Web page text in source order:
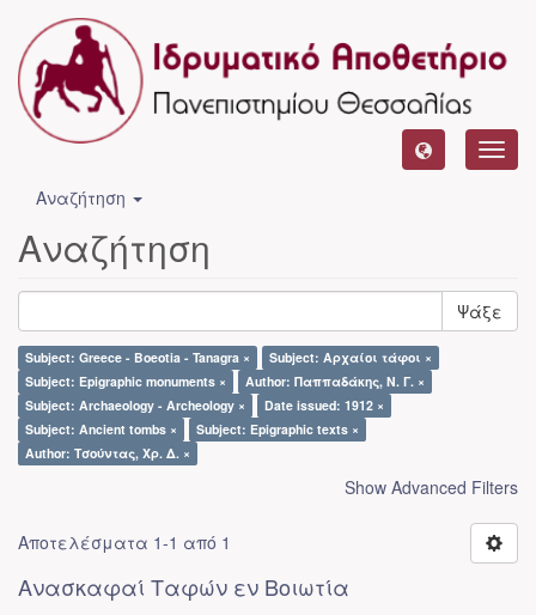
Αναζήτηση
Αναζήτηση
Ψάξε
Subject: Greece - Boeotia - Tanagra ×
Subject: Αρχαίοι τάφοι ×
Subject: Epigraphic monuments ×
Author: Παππαδάκης, Ν. Γ. ×
Subject: Archaeology - Archeology ×
Date issued: 1912 ×
Subject: Ancient tombs ×
Subject: Epigraphic texts ×
Author: Τσούντας, Χρ. Δ. ×
Show Advanced Filters
Αποτελέσματα 1-1 από 1
Ανασκαφαί Ταφών εν Βοιωτία